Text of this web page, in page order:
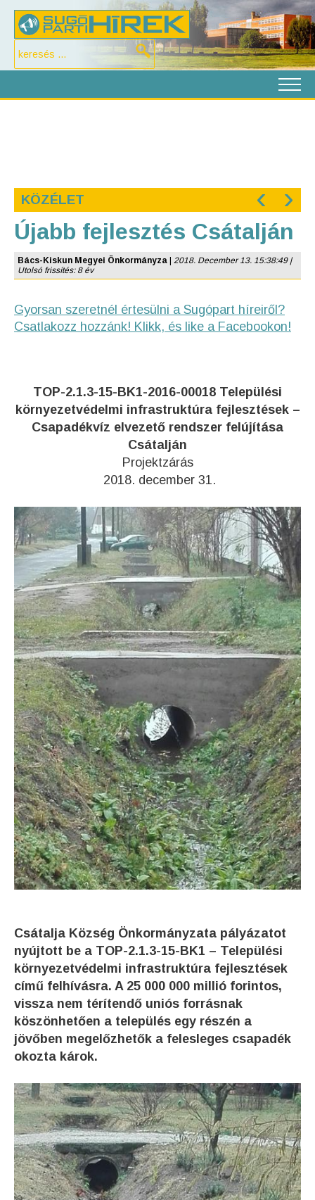
KÖZÉLET ‹ ›
Újabb fejlesztés Csátalján
Bács-Kiskun Megyei Önkormányza
2018. December 13. 15:38:49 |
Utolsó frissítés: 8 év
Gyorsan szeretnél értesülni a Sugópart híreiről?
Csatlakozz hozzánk! Klikk, és like a Facebookon!
TOP-2.1.3-15-BK1-2016-00018 Települési
környezetvédelmi infrastruktúra fejlesztések –
Csapadékvíz elvezető rendszer felújítása
Csátalján
Projektzárás
2018. december 31.
Csátalja Község Önkormányzata pályázatot
nyújtott be a TOP-2.1.3-15-BK1 – Települési
környezetvédelmi infrastruktúra fejlesztések
című felhívásra. A 25 000 000 millió forintos,
vissza nem térítendő uniós forrásnak
köszönhetően a település egy részén a
jövőben megelőzhetők a felesleges csapadék
okozta károk.